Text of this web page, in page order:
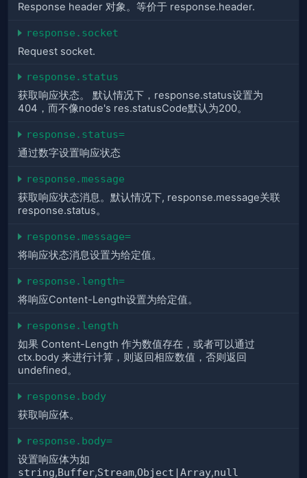
Response header 对象。等价于 response.header.
response.socket
Request socket.
response.status
获取响应状态。 默认情况下，response.status设置为
404，而不像node's res.statusCode默认为200。
response.status=
通过数字设置响应状态
response.message
获取响应状态消息。默认情况下, response.message关联
response.status。
response.message=
将响应状态消息设置为给定值。
response.length=
将响应Content-Length设置为给定值。
response.length
如果 Content-Length 作为数值存在，或者可以通过
ctx.body 来进行计算，则返回相应数值，否则返回
undefined。
response.body
获取响应体。
response.body=
设置响应体为如
string,Buffer,Stream,Object|Array,null